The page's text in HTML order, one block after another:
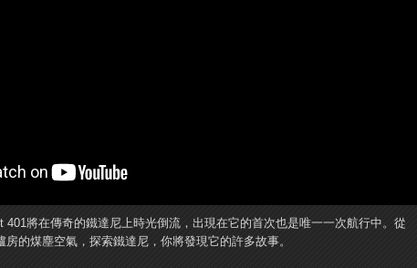
401將在傳奇的鐵達尼上時光倒流，出現在它的首次也是唯一一次航行中。從
的煤塵空氣，探索鐵達尼，你將發現它的許多故事。